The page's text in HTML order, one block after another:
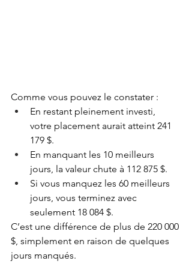
Comme vous pouvez le constater :
En restant pleinement investi,
votre placement aurait atteint 241
179 $.
En manquant les 10 meilleurs
jours, la valeur chute à 112 875 $.
Si vous manquez les 60 meilleurs
jours, vous terminez avec
seulement 18 084 $.
C’est une différence de plus de 220 000
$, simplement en raison de quelques
jours manqués.